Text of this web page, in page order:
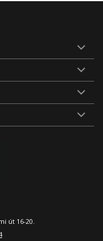
út 16-20.